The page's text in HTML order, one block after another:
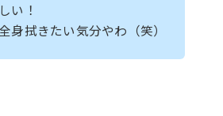
い！
身拭きたい気分やわ（笑）